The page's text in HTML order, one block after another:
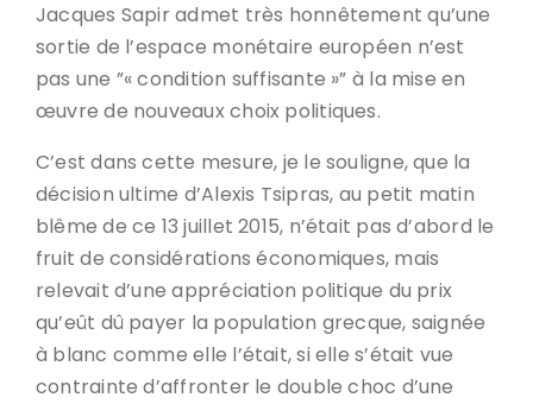
Jacques Sapir admet très honnêtement qu’une
sortie de l’espace monétaire européen n’est
pas une ”« condition suffisante »” à la mise en
œuvre de nouveaux choix politiques.
C’est dans cette mesure, je le souligne, que la
décision ultime d’Alexis Tsipras, au petit matin
blême de ce 13 juillet 2015, n’était pas d’abord le
fruit de considérations économiques, mais
relevait d’une appréciation politique du prix
qu’eût dû payer la population grecque, saignée
à blanc comme elle l’était, si elle s’était vue
contrainte d’affronter le double choc d’une